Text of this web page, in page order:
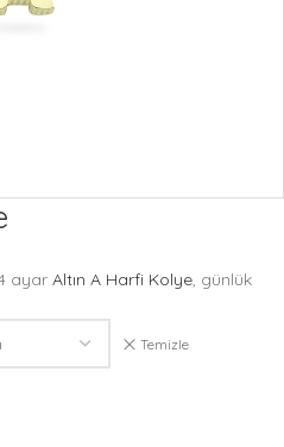
ayar Altın A Harfi Kolye, günlük
Temizle